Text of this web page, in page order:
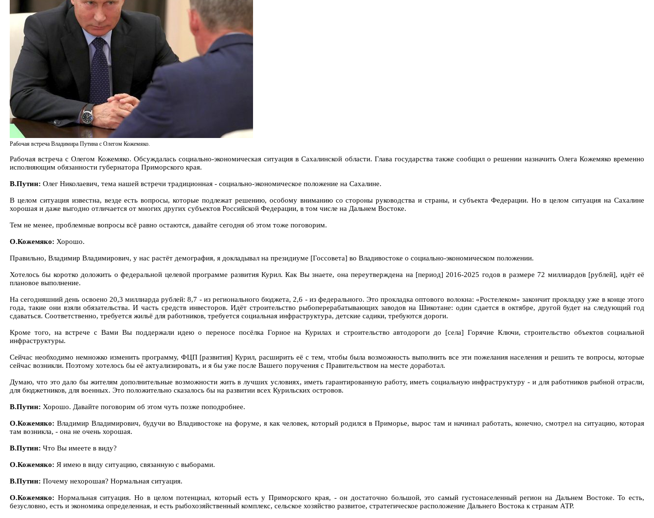
Рабочая встреча Владимира Путина с Олегом Кожемяко.
Рабочая встреча с Олегом Кожемяко. Обсуждалась социально-экономическая ситуация в Сахалинской области. Глава государства также сообщил о решении назначить Олега Кожемяко временно
исполняющим обязанности губернатора Приморского края.
В.Путин: Олег Николаевич, тема нашей встречи традиционная - социально-экономическое положение на Сахалине.
В целом ситуация известна, везде есть вопросы, которые подлежат решению, особому вниманию со стороны руководства и страны, и субъекта Федерации. Но в целом ситуация на Сахалине
хорошая и даже выгодно отличается от многих других субъектов Российской Федерации, в том числе на Дальнем Востоке.
Тем не менее, проблемные вопросы всё равно остаются, давайте сегодня об этом тоже поговорим.
О.Кожемяко: Хорошо.
Правильно, Владимир Владимирович, у нас растёт демография, я докладывал на президиуме [Госсовета] во Владивостоке о социально-экономическом положении.
Хотелось бы коротко доложить о федеральной целевой программе развития Курил. Как Вы знаете, она переутверждена на [период] 2016-2025 годов в размере 72 миллиардов [рублей], идёт её
плановое выполнение.
На сегодняшний день освоено 20,3 миллиарда рублей: 8,7 - из регионального бюджета, 2,6 - из федерального. Это прокладка оптового волокна: «Ростелеком» закончит прокладку уже в конце этого
года, такие они взяли обязательства. И часть средств инвесторов. Идёт строительство рыбоперерабатывающих заводов на Шикотане: один сдается в октябре, другой будет на следующий год
сдаваться. Соответственно, требуется жильё для работников, требуется социальная инфраструктура, детские садики, требуются дороги.
Кроме того, на встрече с Вами Вы поддержали идею о переносе посёлка Горное на Курилах и строительство автодороги до [села] Горячие Ключи, строительство объектов социальной
инфраструктуры.
Сейчас необходимо немножко изменить программу, ФЦП [развития] Курил, расширить её с тем, чтобы была возможность выполнить все эти пожелания населения и решить те вопросы, которые
сейчас возникли. Поэтому хотелось бы её актуализировать, и я бы уже после Вашего поручения с Правительством на месте доработал.
Думаю, что это дало бы жителям дополнительные возможности жить в лучших условиях, иметь гарантированную работу, иметь социальную инфраструктуру - и для работников рыбной отрасли,
для бюджетников, для военных. Это положительно сказалось бы на развитии всех Курильских островов.
В.Путин: Хорошо. Давайте поговорим об этом чуть позже поподробнее.
О.Кожемяко: Владимир Владимирович, будучи во Владивостоке на форуме, я как человек, который родился в Приморье, вырос там и начинал работать, конечно, смотрел на ситуацию, которая
там возникла, - она не очень хорошая.
В.Путин: Что Вы имеете в виду?
О.Кожемяко: Я имею в виду ситуацию, связанную с выборами.
В.Путин: Почему нехорошая? Нормальная ситуация.
О.Кожемяко: Нормальная ситуация. Но в целом потенциал, который есть у Приморского края, - он достаточно большой, это самый густонаселенный регион на Дальнем Востоке. То есть,
безусловно, есть и экономика определенная, и есть рыбохозяйственный комплекс, сельское хозяйство развитое, стратегическое расположение Дальнего Востока к странам АТР.